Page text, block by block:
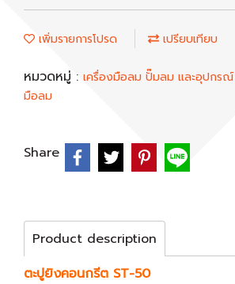
เพิ่มรายการโปรด เปรียบเทียบ
หมวดหมู่ : เครื่องมือลม ปั๊มลม และอุปกรณ์
มือลม
Share
Product description
ตะปูยิงคอนกรีต ST-50